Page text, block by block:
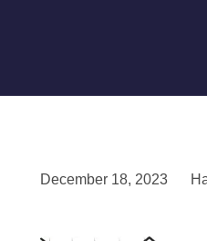
December 18, 2023